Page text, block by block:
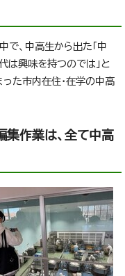
、中高生から出た「中
は興味を持つのでは」と
た市内在住・在学の中高
集作業は、全て中高